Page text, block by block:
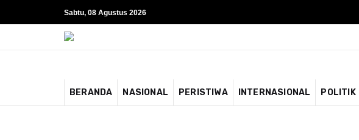
Sabtu, 08 Agustus 2026
BERANDA NASIONAL PERISTIWA INTERNASIONAL POLITIK